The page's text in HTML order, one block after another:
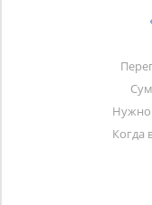
Нужно
Когда